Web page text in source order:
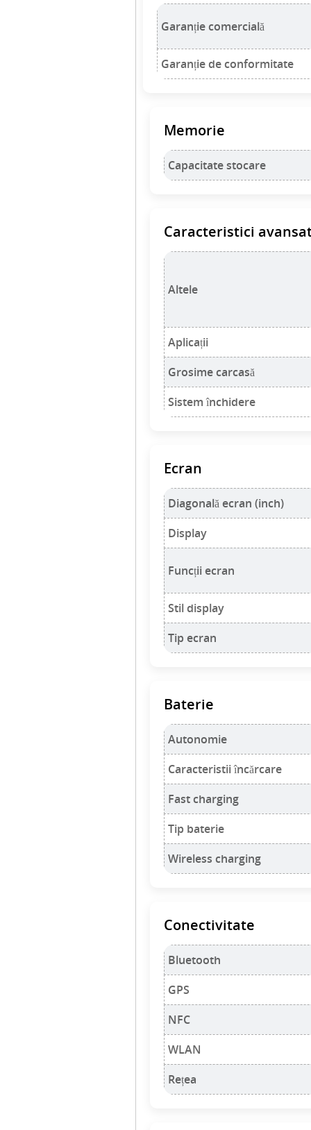
Garanție comercială
Garanție de conformitate
Memorie
Capacitate stocare
Caracteristici
Altele
Aplicații
Grosime carcasă
Sistem închidere
Ecran
Diagonală ecran (inch)
Display
Funcții ecran
Stil display
Tip ecran
Baterie
Autonomie
Caracteristii încărcare
Fast charging
Tip baterie
Wireless charging
Conectivitate
Bluetooth
GPS
NFC
WLAN
Rețea